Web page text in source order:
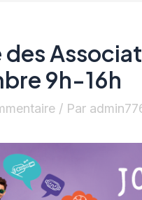
des
9h-16h
/ Par